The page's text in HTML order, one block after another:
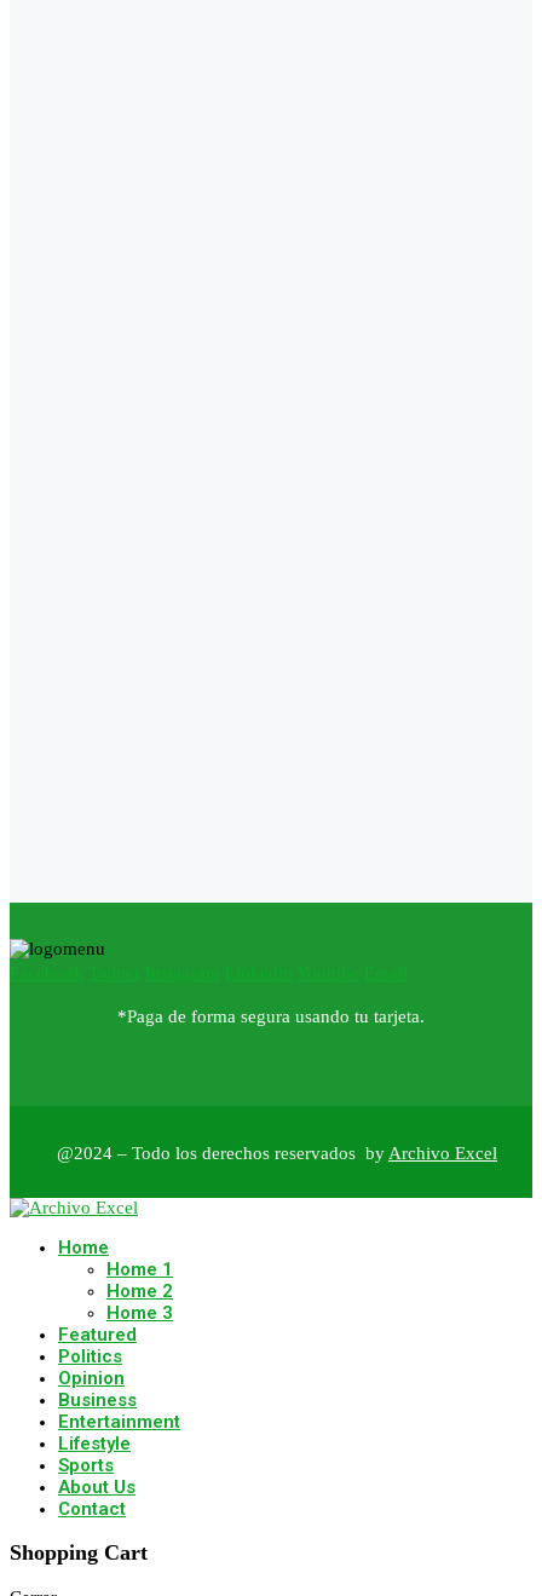
*Paga de forma segura usando tu tarjeta.
@2024 – Todo los derechos reservados by Archivo Excel
Home
Home 1
Home 2
Home 3
Featured
Politics
Opinion
Business
Entertainment
Lifestyle
Sports
About Us
Contact
Shopping Cart